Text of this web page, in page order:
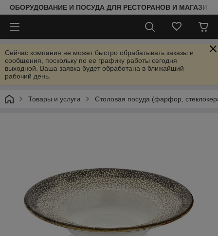
ОБОРУДОВАНИЕ И ПОСУДА ДЛЯ РЕСТОРАНОВ И
Сейчас компания не может быстро обрабатывать заказы и
сообщения, поскольку по ее графику работы сегодня
выходной. Ваша заявка будет обработана в ближайший
рабочий день.
Товары и услуги Столовая посуда (фарфор,